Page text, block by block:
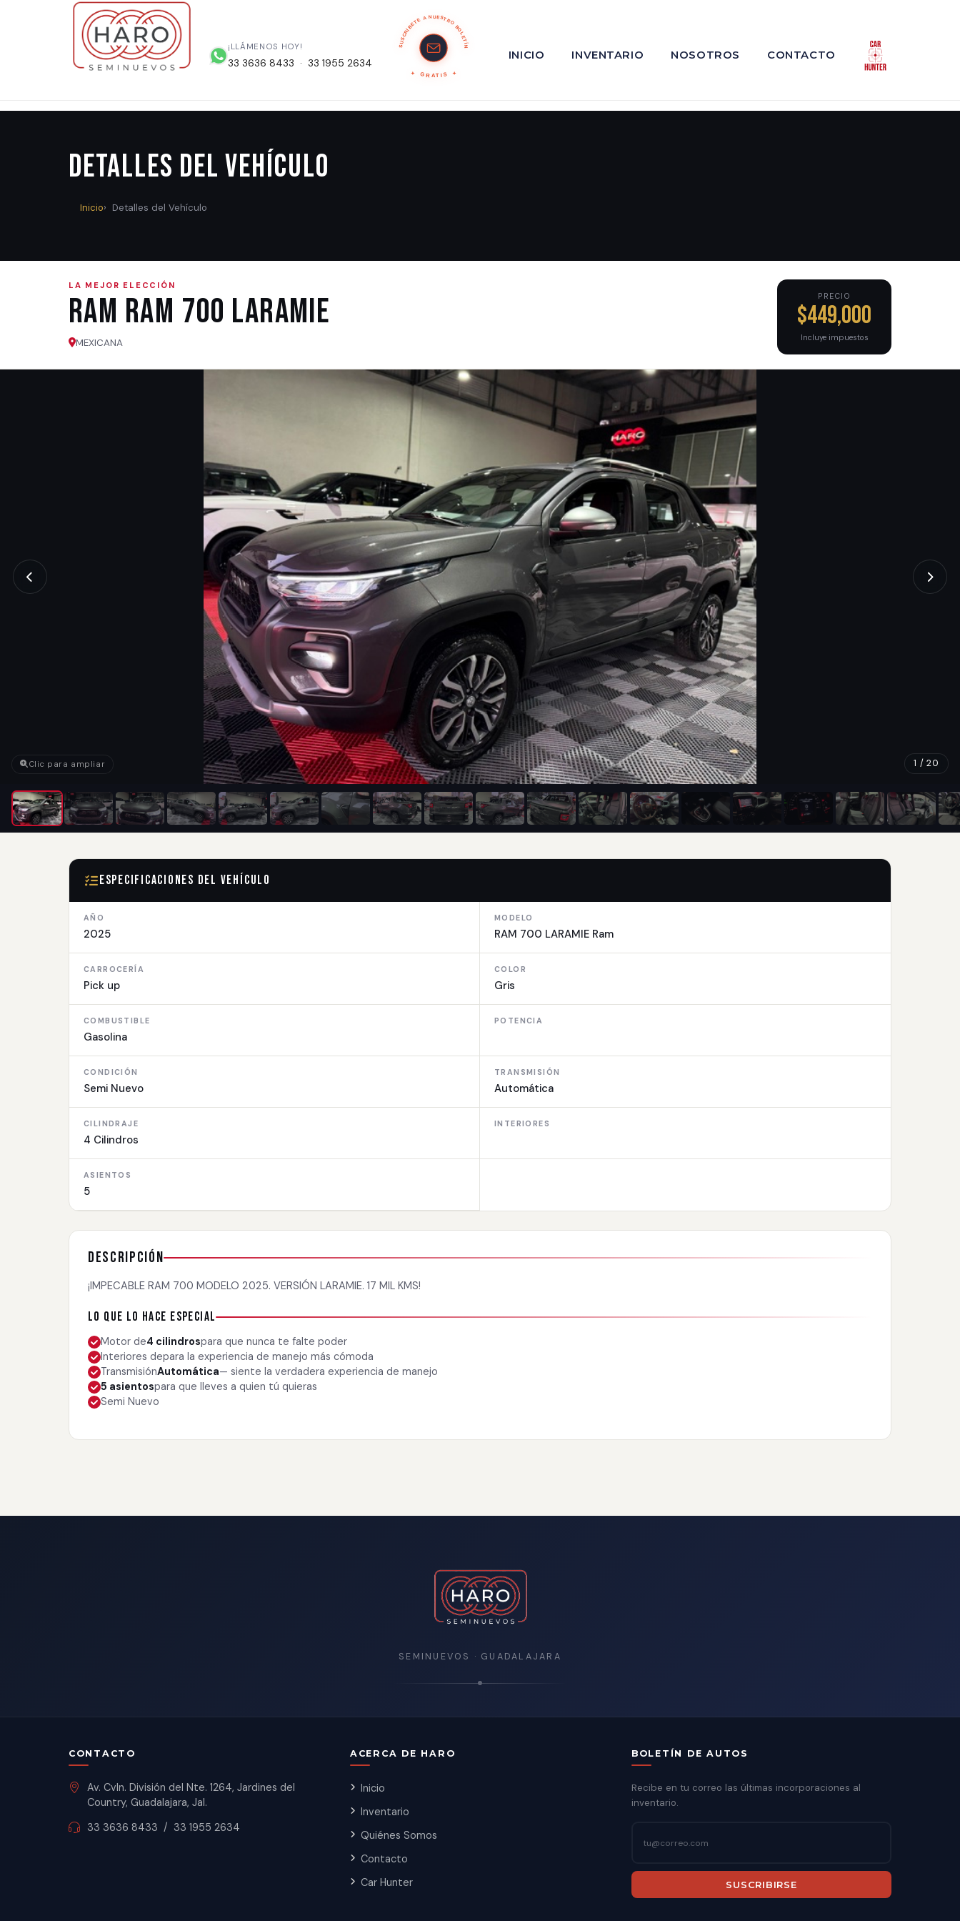
¡LLÁMENOS HOY!
33 3636 8433 · 33 1955 2634
SUSCRÍBETE A NUESTRO BOLETÍN
GRATIS
INICIO INVENTARIO NOSOTROS CONTACTO
Detalles del Vehículo
Inicio Detalles del Vehículo
LA MEJOR ELECCIÓN
Ram RAM 700 LARAMIE
MEXICANA
PRECIO
$449,000
Incluye impuestos
1 / 20
Clic para ampliar
Especificaciones del Vehículo
AÑO
2025
MODELO
RAM 700 LARAMIE Ram
CARROCERÍA
Pick up
COLOR
Gris
COMBUSTIBLE
Gasolina
POTENCIA
CONDICIÓN
Semi Nuevo
TRANSMISIÓN
Automática
CILINDRAJE
4 Cilindros
INTERIORES
ASIENTOS
5
Descripción
¡IMPECABLE RAM 700 MODELO 2025. VERSIÓN LARAMIE. 17 MIL KMS!
Lo que lo hace especial
Motor de4 cilindrospara que nunca te falte poder
Interiores depara la experiencia de manejo más cómoda
TransmisiónAutomática— siente la verdadera experiencia de manejo
5 asientospara que lleves a quien tú quieras
Semi Nuevo
SEMINUEVOS · GUADALAJARA
CONTACTO
Av. Cvln. División del Nte. 1264, Jardines del
Country, Guadalajara, Jal.
33 3636 8433 / 33 1955 2634
ACERCA DE HARO
Inicio
Inventario
Quiénes Somos
Contacto
Car Hunter
BOLETÍN DE AUTOS
Recibe en tu correo las últimas incorporaciones al
inventario.
SUSCRIBIRSE